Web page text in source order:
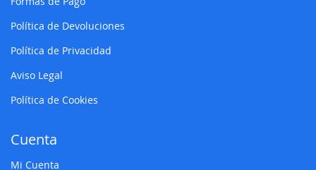
Política de Devoluciones
Política de Privacidad
Aviso Legal
Política de Cookies
Cuenta
Mi Cuenta